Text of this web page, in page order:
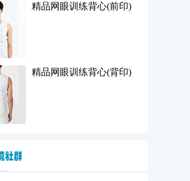
精品网眼训练背心(前印)
精品网眼训练背心(背印)